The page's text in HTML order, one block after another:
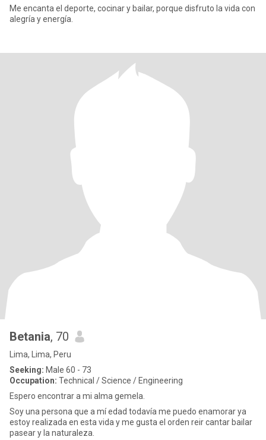
Me encanta el deporte, cocinar y bailar, porque disfruto la vida con
alegría y energía.
Betania, 70
Lima, Lima, Peru
Seeking: Male 60 - 73
Occupation: Technical / Science / Engineering
Espero encontrar a mi alma gemela.
Soy una persona que a mí edad todavía me puedo enamorar ya
estoy realizada en esta vida y me gusta el orden reir cantar bailar
pasear y la naturaleza.